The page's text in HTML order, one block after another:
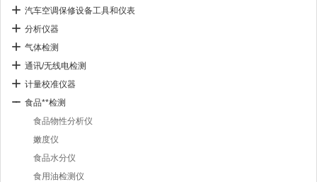
汽车空调保修设备工具和仪表
分析仪器
气体检测
通讯/无线电检测
计量校准仪器
食品**检测
食品物性分析仪
嫩度仪
食品水分仪
食用油检测仪